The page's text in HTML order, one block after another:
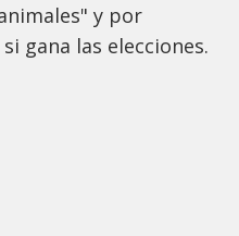
y por
gana las elecciones.